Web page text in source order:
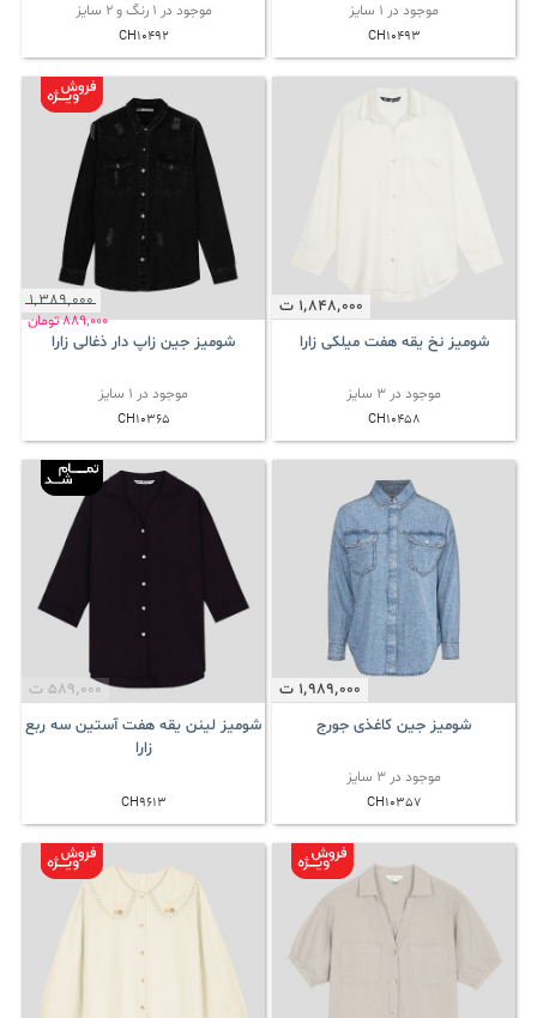
موجود در 1 سایز
CH10493
موجود در 1 رنگ و 2 سایز
CH10492
1٬848٬000 ت
شومیز نخ یقه هفت میلکی زارا
موجود در 3 سایز
CH10458
1٬389٬000
889٬000تومان
شومیز جین زاپ دار ذغالی زارا
موجود در 1 سایز
CH10365
1٬989٬000 ت
شومیز جین کاغذی جورج
موجود در 3 سایز
CH10357
589٬000 ت
شومیز لینن یقه هفت آستین سه ربع
زارا
CH9613